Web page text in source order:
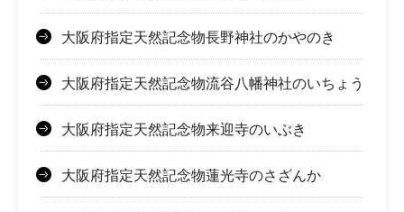
大阪府指定天然記念物長野神社のかやのき
大阪府指定天然記念物流谷八幡神社のいちょう
大阪府指定天然記念物来迎寺のいぶき
大阪府指定天然記念物蓮光寺のさざんか